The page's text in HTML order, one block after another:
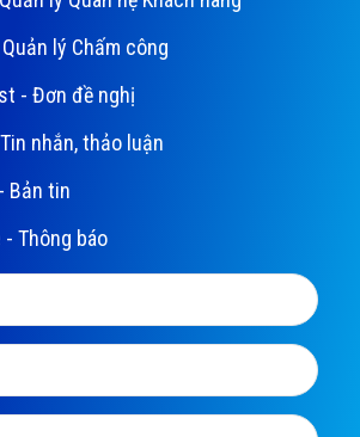
lý Chấm công
- Đơn đề nghị
nhắn, thảo luận
Bản tin
Thông báo